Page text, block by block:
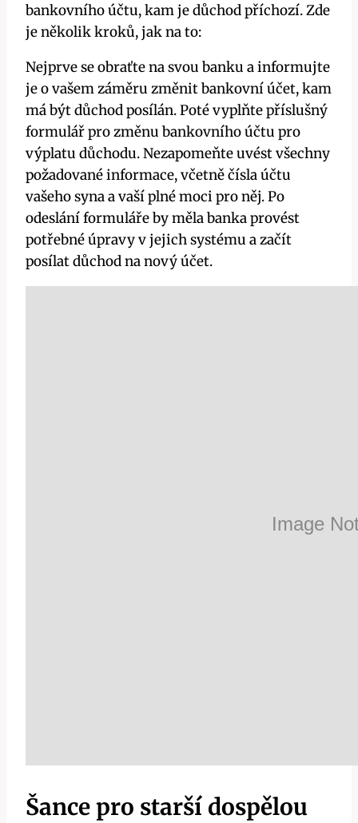
bankovního účtu, kam je důchod příchozí. Zde
je několik kroků, jak na to:
Nejprve se obraťte na svou banku a informujte
je o vašem záměru změnit bankovní účet, kam
má být důchod posílán. Poté vyplňte příslušný
formulář pro změnu bankovního účtu pro
výplatu důchodu. Nezapomeňte uvést všechny
požadované informace, včetně čísla účtu
vašeho syna a vaší plné moci pro něj. Po
odeslání formuláře by měla banka provést
potřebné úpravy v jejich systému a začít
posílat důchod na nový účet.
Šance pro starší dospělou